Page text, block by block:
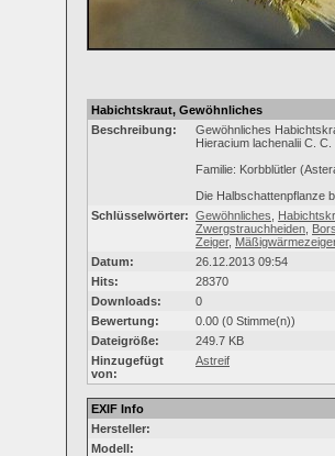
Habichtskraut, Gewöhnliches
Beschreibung:
Gewöhnliches
Hieracium lachenalii C. C.
Familie: Korbblütler
Die Halbschattenpflanze
Schlüsselwörter: Gewöhnliches
Zwergstrauchheiden
Zeiger, Mäßigwärmezeiger
Datum:
26.12.2013 09:54
Hits:
28370
Downloads:
0
Bewertung:
0.00 (0 Stimme(n))
Dateigröße:
249.7 KB
Hinzugefügt
von:
Astreif
EXIF Info
Hersteller:
Modell: